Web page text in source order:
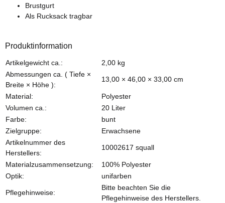
Brustgurt
Als Rucksack tragbar
Produktinformation
Produkteigenschaft
Wert
Artikelgewicht ca.: 2,00 kg
Abmessungen ca. ( Tiefe ×
Breite × Höhe ):
13,00 × 46,00 × 33,00 cm
Material:
Polyester
Volumen ca.:
20 Liter
Farbe:
bunt
Zielgruppe:
Erwachsene
Artikelnummer des
Herstellers:
10002617 squall
Materialzusammensetzung:
100% Polyester
Optik:
unifarben
Pflegehinweise:
Bitte beachten Sie die
Pflegehinweise des Herstellers.